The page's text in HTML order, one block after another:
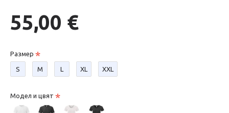
55,00 €
Размер
S М L XL XXL
Модел и цвят